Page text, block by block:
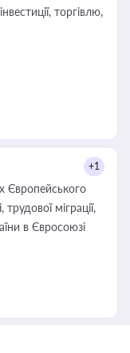
торгівлю,
+1
Європейського
в Євросоюзі